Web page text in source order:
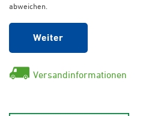
abweichen.
Weiter
Versandinformationen